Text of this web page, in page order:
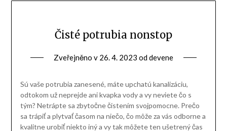
Čisté potrubia nonstop
Zveřejněno v 26. 4. 2023 oddevene
Sú vaše potrubia zanesené, máte upchatú kanalizáciu,
odtokom už neprejde ani kvapka vody a vy neviete čo s
tým? Netrápte sa zbytočne čistením svojpomocne. Prečo
sa trápiť a plytvať časom na niečo, čo môže za vás odborne a
kvalitne urobiť niekto iný a vy tak môžete ten ušetrený čas